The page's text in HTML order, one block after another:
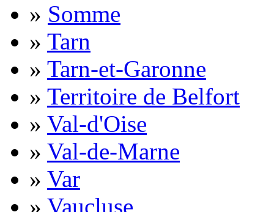
» Somme
» Tarn
» Tarn-et-Garonne
» Territoire de Belfort
» Val-d'Oise
» Val-de-Marne
» Var
» Vaucluse